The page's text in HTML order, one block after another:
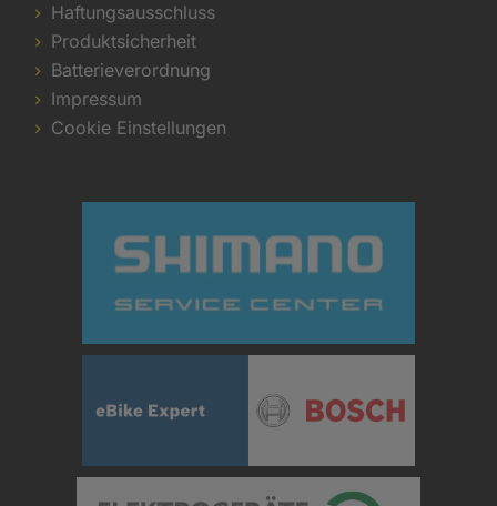
Haftungsausschluss
Produktsicherheit
Batterieverordnung
Impressum
Cookie Einstellungen